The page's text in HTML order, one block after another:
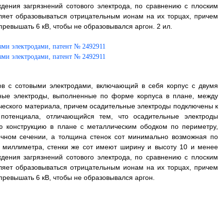
загрязнений сотового электрода, по сравнению с плоским
образовываться отрицательным ионам на их торцах, причем
6 кВ, чтобы не образовывался аргон. 2 ил.
с сотовыми электродами, включающий в себя корпус с двумя
электроды, выполненные по форме корпуса в плане, между
материала, причем осадительные электроды подключены к
отличающийся тем, что осадительные электроды
в плане с металлическим ободком по периметру,
сечении, а толщина стенок сот минимально возможная по
миллиметра, стенки же сот имеют ширину и высоту 10 и менее
загрязнений сотового электрода, по сравнению с плоским
образовываться отрицательным ионам на их торцах, причем
6 кВ, чтобы не образовывался аргон.